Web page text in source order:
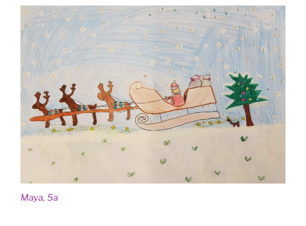
Maya, 5a